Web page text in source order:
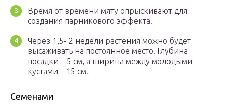
Время от времени мяту опрыскивают для
создания парникового эффекта.
Через 1,5- 2 недели растения можно будет
высаживать на постоянное место. Глубина
посадки – 5 см, а ширина между молодыми
кустами – 15 см.
Семенами